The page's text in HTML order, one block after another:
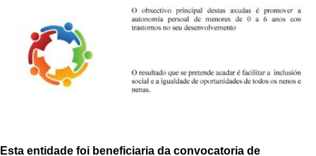
Esta entidade foi beneficiaria da convocatoria de